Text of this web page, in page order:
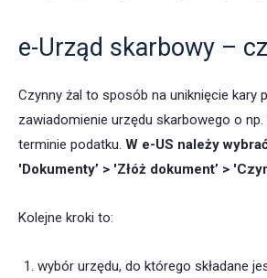
e-Urząd skarbowy –
Czynny żal to sposób na uniknięcie kary
zawiadomienie urzędu skarbowego o np.
terminie podatku. W e-US należy
'Dokumenty’ > 'Złóż dokument’ >
Kolejne kroki to:
wybór urzędu, do którego składane